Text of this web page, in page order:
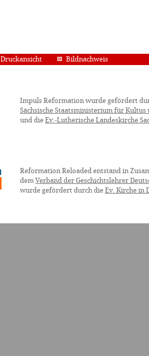
Druckansicht Bildnachweis
Impuls Reformation wurde gefördert
Sächsische Staatsministerium für Kultus
und die Ev.-Lutherische Landeskirche
Reformation Reloaded entstand in
dem Verband der Geschichtslehrer
wurde gefördert durch die Ev. Kirche in